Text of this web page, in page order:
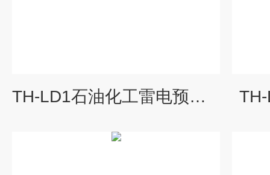
TH-LD1石油化工雷电预警监测系统